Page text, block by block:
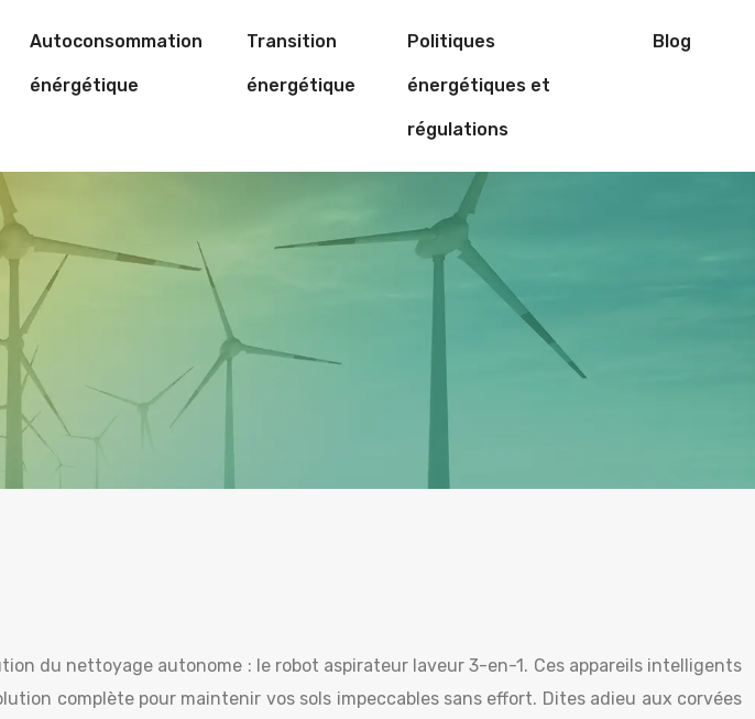
Autoconsommation
énérgétique
Transition
énergétique
Politiques
énergétiques et
régulations
Blog
du nettoyage autonome : le robot aspirateur laveur 3-en-1. Ces appareils intelligents
complète pour maintenir vos sols impeccables sans effort. Dites adieu aux corvées